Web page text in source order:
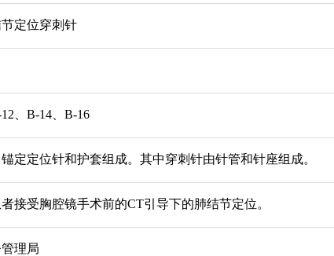
定位穿刺针
、B-14、B-16
定定位针和护套组成。其中穿刺针由针管和针座组成。
接受胸腔镜手术前的CT引导下的肺结节定位。
理局